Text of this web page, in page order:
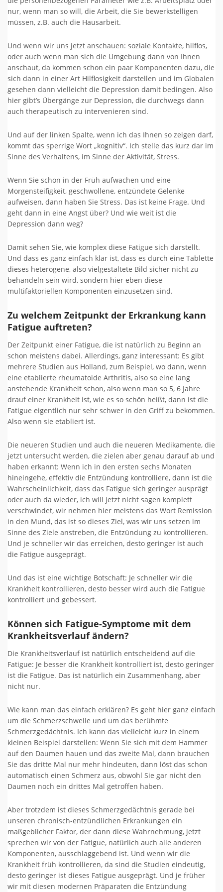
nur, wenn man so will, die Arbeit, die Sie bewerkstelligen
müssen, z.B. auch die Hausarbeit.
Und wenn wir uns jetzt anschauen: soziale Kontakte, hilflos,
oder auch wenn man sich die Umgebung dann von Ihnen
anschaut, da kommen schon ein paar Komponenten dazu, die
sich dann in einer Art Hilflosigkeit darstellen und im Globalen
gesehen dann vielleicht die Depression damit bedingen. Also
hier gibt’s Übergänge zur Depression, die durchwegs dann
auch therapeutisch zu intervenieren sind.
Und auf der linken Spalte, wenn ich das Ihnen so zeigen darf,
kommt das sperrige Wort „kognitiv“. Ich stelle das kurz dar im
Sinne des Verhaltens, im Sinne der Aktivität, Stress.
Wenn Sie schon in der Früh aufwachen und eine
Morgensteifigkeit, geschwollene, entzündete Gelenke
aufweisen, dann haben Sie Stress. Das ist keine Frage. Und
geht dann in eine Angst über? Und wie weit ist die
Depression dann weg?
Damit sehen Sie, wie komplex diese Fatigue sich darstellt.
Und dass es ganz einfach klar ist, dass es durch eine Tablette
dieses heterogene, also vielgestaltete Bild sicher nicht zu
behandeln sein wird, sondern hier eben diese
multifaktoriellen Komponenten einzusetzen sind.
Zu welchem Zeitpunkt der Erkrankung kann
Fatigue auftreten?
Der Zeitpunkt einer Fatigue, die ist natürlich zu Beginn an
schon meistens dabei. Allerdings, ganz interessant: Es gibt
mehrere Studien aus Holland, zum Beispiel, wo dann, wenn
eine etablierte rheumatoide Arthritis, also so eine lang
anstehende Krankheit schon, also wenn man so 5, 6 Jahre
drauf einer Krankheit ist, wie es so schön heißt, dann ist die
Fatigue eigentlich nur sehr schwer in den Griff zu bekommen.
Also wenn sie etabliert ist.
Die neueren Studien und auch die neueren Medikamente, die
jetzt untersucht werden, die zielen aber genau darauf ab und
haben erkannt: Wenn ich in den ersten sechs Monaten
hineingehe, effektiv die Entzündung kontrolliere, dann ist die
Wahrscheinlichkeit, dass das Fatigue sich geringer ausprägt
oder auch da wieder, ich will jetzt nicht sagen komplett
verschwindet, wir nehmen hier meistens das Wort Remission
in den Mund, das ist so dieses Ziel, was wir uns setzen im
Sinne des Ziele anstreben, die Entzündung zu kontrollieren.
Und je schneller wir das erreichen, desto geringer ist auch
die Fatigue ausgeprägt.
Und das ist eine wichtige Botschaft: Je schneller wir die
Krankheit kontrollieren, desto besser wird auch die Fatigue
kontrolliert und gebessert.
Können sich Fatigue-Symptome mit dem
Krankheitsverlauf ändern?
Die Krankheitsverlauf ist natürlich entscheidend auf die
Fatigue: Je besser die Krankheit kontrolliert ist, desto geringer
ist die Fatigue. Das ist natürlich ein Zusammenhang, aber
nicht nur.
Wie kann man das einfach erklären? Es geht hier ganz einfach
um die Schmerzschwelle und um das berühmte
Schmerzgedächtnis. Ich kann das vielleicht kurz in einem
kleinen Beispiel darstellen: Wenn Sie sich mit dem Hammer
auf den Daumen hauen und das zweite Mal, dann brauchen
Sie das dritte Mal nur mehr hindeuten, dann löst das schon
automatisch einen Schmerz aus, obwohl Sie gar nicht den
Daumen noch ein drittes Mal getroffen haben.
Aber trotzdem ist dieses Schmerzgedächtnis gerade bei
unseren chronisch-entzündlichen Erkrankungen ein
maßgeblicher Faktor, der dann diese Wahrnehmung, jetzt
sprechen wir von der Fatigue, natürlich auch alle anderen
Komponenten, ausschlaggebend ist. Und wenn wir die
Krankheit früh kontrollieren, da sind die Studien eindeutig,
desto geringer ist dieses Fatigue ausgeprägt. Und je früher
wir mit diesen modernen Präparaten die Entzündung